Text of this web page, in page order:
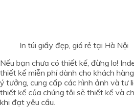
In túi giấy đẹp, giá rẻ tại Hà Nội
Nếu bạn chưa có thiết kế, đừng lo!
thiết kế miễn phí dành cho khách
ý tưởng, cung cấp các hình ảnh và tư
thiết kế của chúng tôi sẽ thiết kế và
khi đạt yêu cầu.